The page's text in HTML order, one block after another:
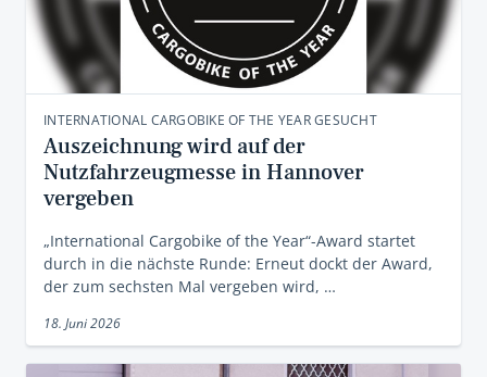
INTERNATIONAL CARGOBIKE OF THE YEAR GESUCHT
Auszeichnung wird auf der
Nutzfahrzeugmesse in Hannover
vergeben
„International Cargobike of the Year“-Award startet
durch in die nächste Runde: Erneut dockt der Award,
der zum sechsten Mal vergeben wird, …
18. Juni 2026